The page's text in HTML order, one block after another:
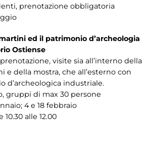
prenotazione obbligatoria
ed il patrimonio d’archeologia
Ostiense
visite sia all’interno della
e della mostra, che all’esterno con
d’archeologica industriale.
gruppi di max 30 persone
4 e 18 febbraio
alle 12.00